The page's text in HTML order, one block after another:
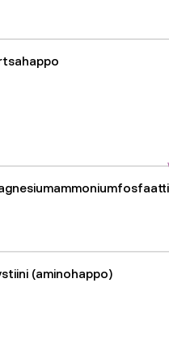
(aminohappo)